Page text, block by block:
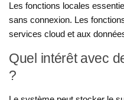
Les fonctions locales
sans connexion. Les
services cloud et aux
Quel intérêt avec
?